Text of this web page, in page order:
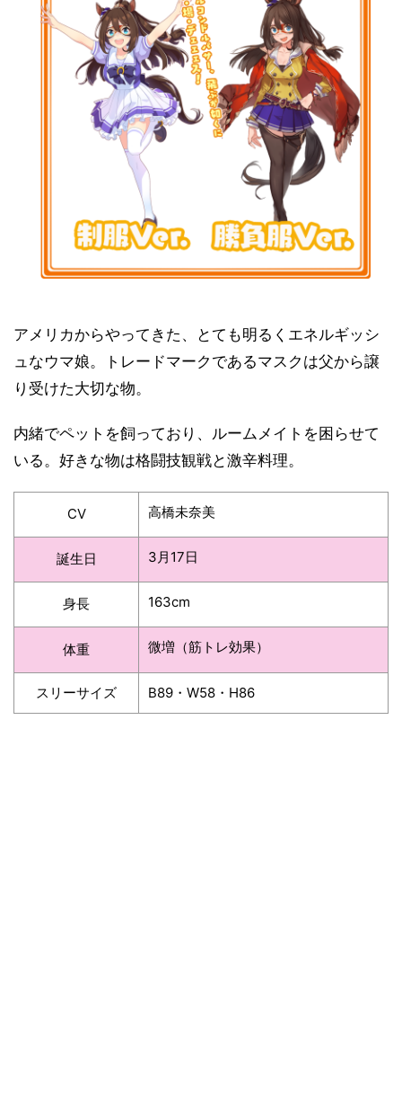
アメリカからやってきた、とても明るくエネルギッシ
ュなウマ娘。トレードマークであるマスクは父から譲
り受けた大切な物。
内緒でペットを飼っており、ルームメイトを困らせて
いる。好きな物は格闘技観戦と激辛料理。
CV 高橋未奈美
誕生日 3月17日
身長 163cm
体重 微増（筋トレ効果）
スリーサイズ B89・W58・H86